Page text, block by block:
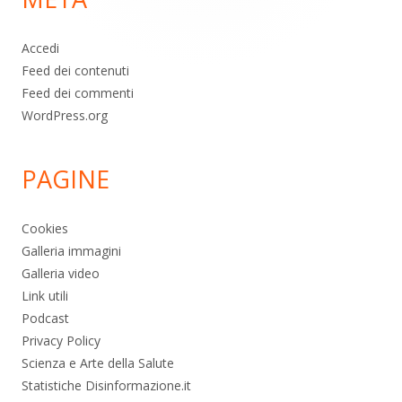
Accedi
Feed dei contenuti
Feed dei commenti
WordPress.org
PAGINE
Cookies
Galleria immagini
Galleria video
Link utili
Podcast
Privacy Policy
Scienza e Arte della Salute
Statistiche Disinformazione.it